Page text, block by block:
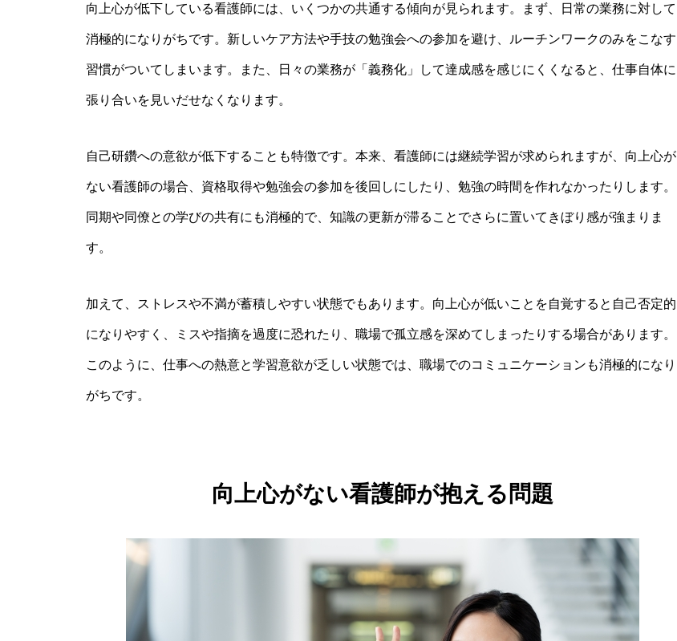
向上心が低下している看護師には、いくつかの共通する傾向が見られます。まず、日常の業務に対して
消極的になりがちです。新しいケア方法や手技の勉強会への参加を避け、ルーチンワークのみをこなす
習慣がついてしまいます。また、日々の業務が「義務化」して達成感を感じにくくなると、仕事自体に
張り合いを見いだせなくなります。
自己研鑽への意欲が低下することも特徴です。本来、看護師には継続学習が求められますが、向上心が
ない看護師の場合、資格取得や勉強会の参加を後回しにしたり、勉強の時間を作れなかったりします。
同期や同僚との学びの共有にも消極的で、知識の更新が滞ることでさらに置いてきぼり感が強まりま
す。
加えて、ストレスや不満が蓄積しやすい状態でもあります。向上心が低いことを自覚すると自己否定的
になりやすく、ミスや指摘を過度に恐れたり、職場で孤立感を深めてしまったりする場合があります。
このように、仕事への熱意と学習意欲が乏しい状態では、職場でのコミュニケーションも消極的になり
がちです。
向上心がない看護師が抱える問題